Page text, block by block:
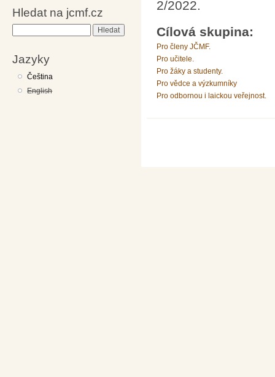
Hledat na jcmf.cz
Jazyky
Čeština
English
2/2022.
Cílová skupina:
Pro členy JČMF.
Pro učitele.
Pro žáky a studenty.
Pro vědce a výzkumníky
Pro odbornou i laickou veřejnost.